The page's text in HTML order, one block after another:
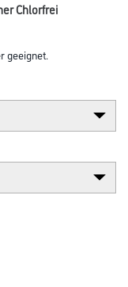
Chlorfrei
geeignet.